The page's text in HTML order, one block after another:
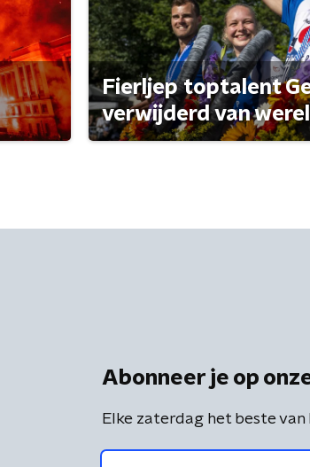
Fierljep toptalent
verwijderd van
Abonneer je op
Elke zaterdag het beste van